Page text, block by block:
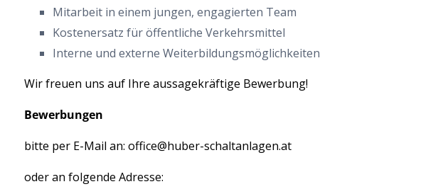
Mitarbeit in einem jungen, engagierten Team
Kostenersatz für öffentliche Verkehrsmittel
Interne und externe Weiterbildungsmöglichkeiten
Wir freuen uns auf Ihre aussagekräftige Bewerbung!
Bewerbungen
bitte per E-Mail an: office@huber-schaltanlagen.at
oder an folgende Adresse: